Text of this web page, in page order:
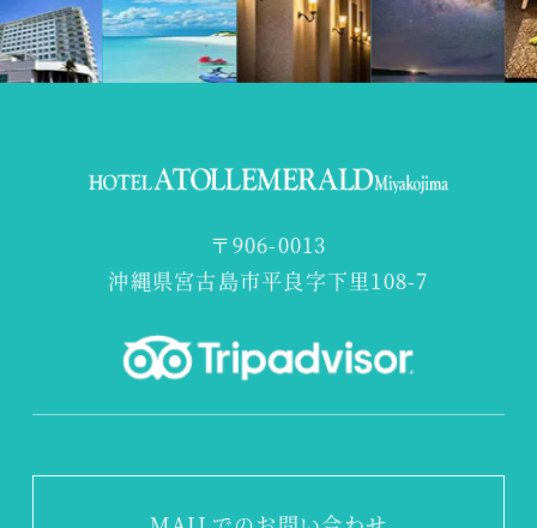
〒906-0013
沖縄県宮古島市平良字下里108-7